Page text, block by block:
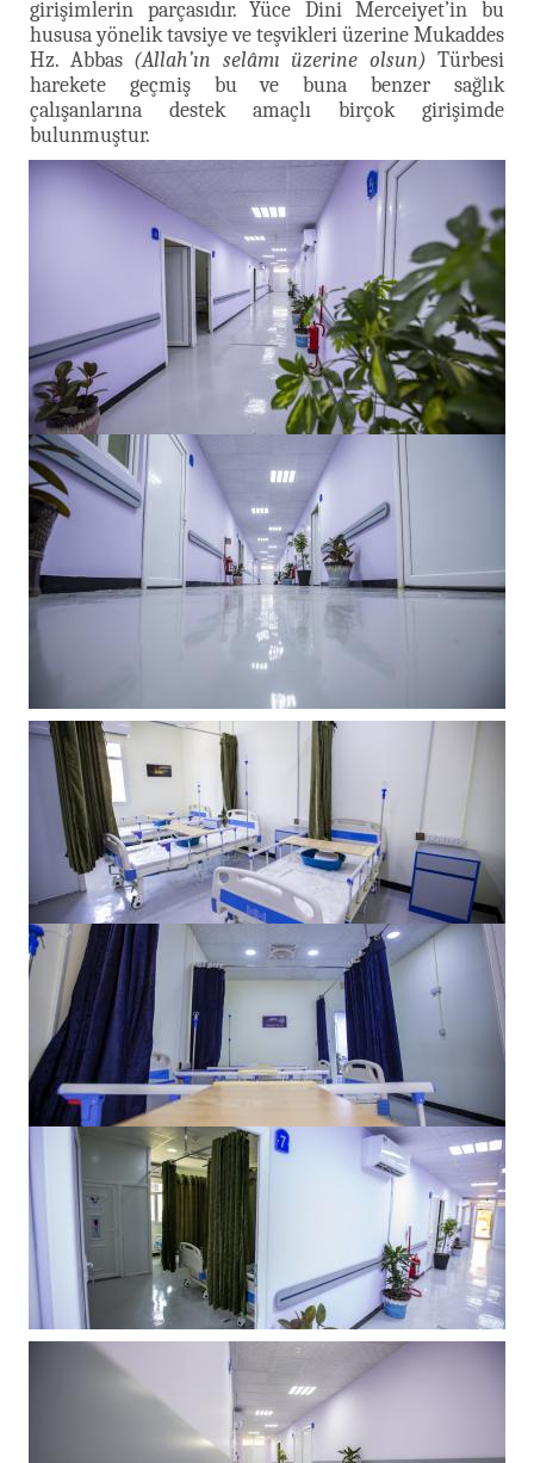
girişimlerin parçasıdır. Yüce Dini Merceiyet’in bu
hususa yönelik tavsiye ve teşvikleri üzerine Mukaddes
Hz. Abbas (Allah’ın selâmı üzerine olsun) Türbesi
harekete geçmiş bu ve buna benzer sağlık
çalışanlarına destek amaçlı birçok girişimde
bulunmuştur.